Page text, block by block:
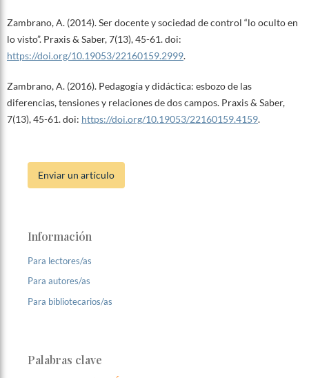
Zambrano, A. (2014). Ser docente y sociedad de control “lo oculto en
lo visto”. Praxis & Saber, 7(13), 45-61. doi:
https://doi.org/10.19053/22160159.2999.
Zambrano, A. (2016). Pedagogía y didáctica: esbozo de las
diferencias, tensiones y relaciones de dos campos. Praxis & Saber,
7(13), 45-61. doi: https://doi.org/10.19053/22160159.4159.
Enviar un artículo
Información
Para lectores/as
Para autores/as
Para bibliotecarios/as
Palabras clave